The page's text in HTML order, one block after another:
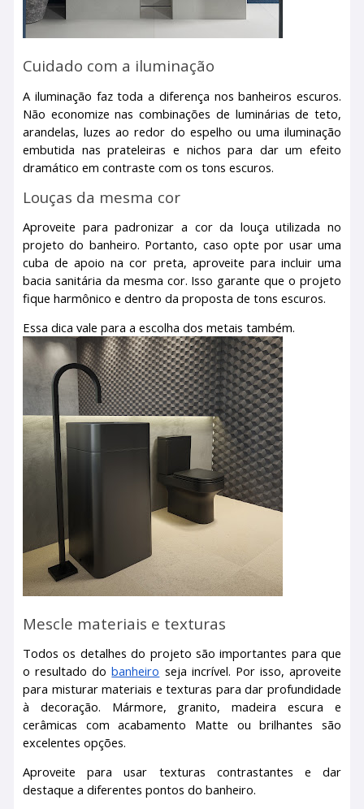
Cuidado com a iluminação
A iluminação faz toda a diferença nos banheiros escuros.
Não economize nas combinações de luminárias de teto,
arandelas, luzes ao redor do espelho ou uma iluminação
embutida nas prateleiras e nichos para dar um efeito
dramático em contraste com os tons escuros.
Louças da mesma cor
Aproveite para padronizar a cor da louça utilizada no
projeto do banheiro. Portanto, caso opte por usar uma
cuba de apoio na cor preta, aproveite para incluir uma
bacia sanitária da mesma cor. Isso garante que o projeto
fique harmônico e dentro da proposta de tons escuros.
Essa dica vale para a escolha dos metais também.
Mescle materiais e texturas
Todos os detalhes do projeto são importantes para que
o resultado dobanheiro seja incrível. Por isso, aproveite
para misturar materiais e texturas para dar profundidade
à decoração. Mármore, granito, madeira escura e
cerâmicas com acabamento Matte ou brilhantes são
excelentes opções.
Aproveite para usar texturas contrastantes e dar
destaque a diferentes pontos do banheiro.